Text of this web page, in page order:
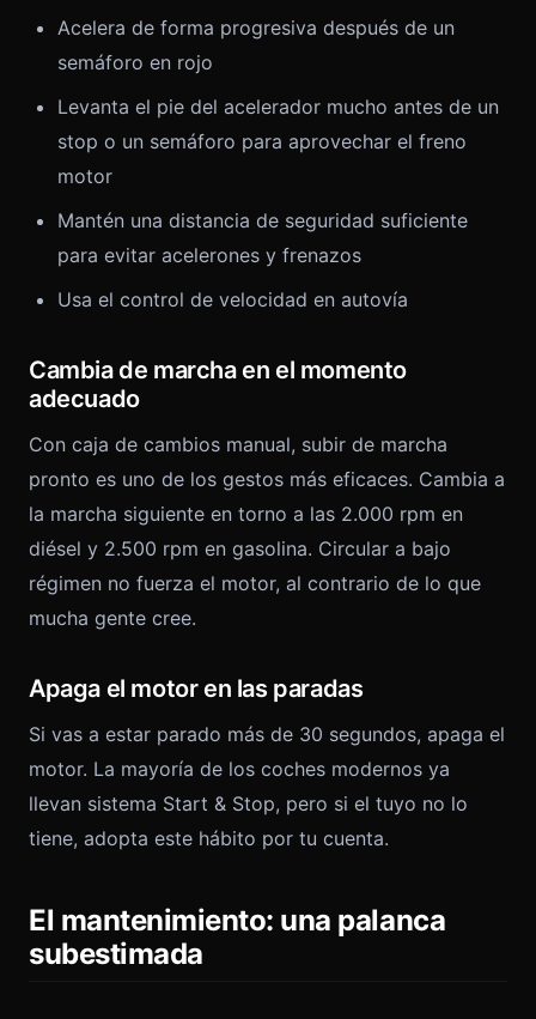
Acelera de forma progresiva después de un
semáforo en rojo
Levanta el pie del acelerador mucho antes de un
stop o un semáforo para aprovechar el freno
motor
Mantén una distancia de seguridad suficiente
para evitar acelerones y frenazos
Usa el control de velocidad en autovía
Cambia de marcha en el momento
adecuado
Con caja de cambios manual, subir de marcha
pronto es uno de los gestos más eficaces. Cambia a
la marcha siguiente en torno a las 2.000 rpm en
diésel y 2.500 rpm en gasolina. Circular a bajo
régimen no fuerza el motor, al contrario de lo que
mucha gente cree.
Apaga el motor en las paradas
Si vas a estar parado más de 30 segundos, apaga el
motor. La mayoría de los coches modernos ya
llevan sistema Start & Stop, pero si el tuyo no lo
tiene, adopta este hábito por tu cuenta.
El mantenimiento: una palanca
subestimada